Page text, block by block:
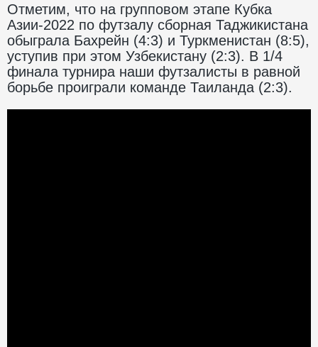
Отметим, что на групповом этапе Кубка
Азии-2022 по футзалу сборная Таджикистана
обыграла Бахрейн (4:3) и Туркменистан (8:5),
уступив при этом Узбекистану (2:3). В 1/4
финала турнира наши футзалисты в равной
борьбе проиграли команде Таиланда (2:3).